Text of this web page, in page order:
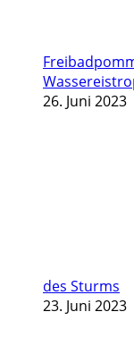
26. Juni 2023
des Sturms
23. Juni 2023